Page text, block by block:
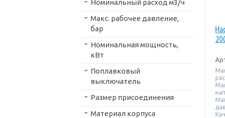
Номинальный расход м3/ч
Макс. рабочее давление,
бар
Номинальная мощность,
кВт
Поплавковый
выключатель
Размер присоединения
Материал корпуса